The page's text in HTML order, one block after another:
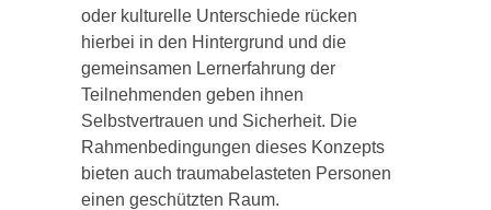
oder kulturelle Unterschiede rücken
hierbei in den Hintergrund und die
gemeinsamen Lernerfahrung der
Teilnehmenden geben ihnen
Selbstvertrauen und Sicherheit. Die
Rahmenbedingungen dieses Konzepts
bieten auch traumabelasteten Personen
einen geschützten Raum.